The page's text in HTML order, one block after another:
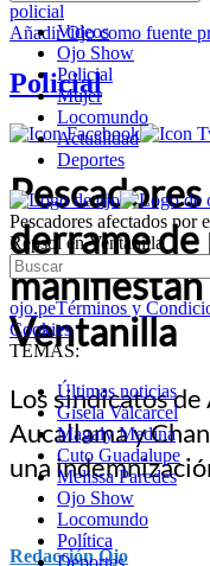
Videos
Ojo Show
Policial
Mujer
Locomundo
Actualidad
Deportes
Pescadores afectados por
Repsol en Ventanilla
ojo.peTérminos y
Cookies
TEMAS:
Últimas noticias
Gisela Valcarcel
Magaly Medina
Cuto Guadalupe
Melissa Paredes
Ojo Show
Locomundo
Política
Deportes
policial
AñadirOjocomo fuente
Policial
derrame
Ventanilla
Los sindicatos de
Aucallama y
una
Redacción Ojo